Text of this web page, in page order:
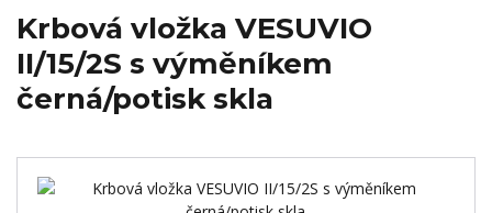
Krbová vložka VESUVIO
II/15/2S s výměníkem
černá/potisk skla